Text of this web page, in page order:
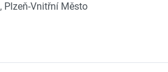
Plzeň-Vnitřní Město